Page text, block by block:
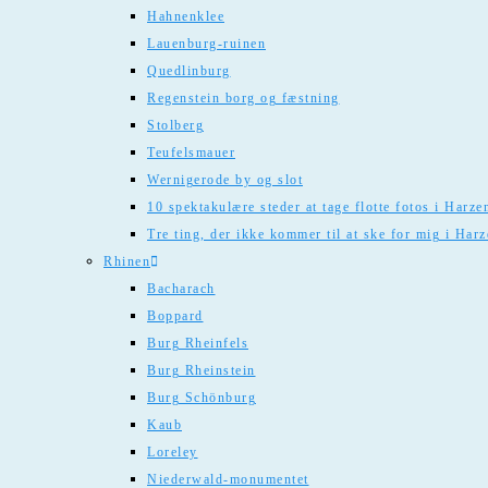
Hahnenklee
Lauenburg-ruinen
Quedlinburg
Regenstein borg og fæstning
Stolberg
Teufelsmauer
Wernigerode by og slot
10 spektakulære steder at tage flotte fotos i
Tre ting, der ikke kommer til at ske for mig i
Rhinen
Bacharach
Boppard
Burg Rheinfels
Burg Rheinstein
Burg Schönburg
Kaub
Loreley
Niederwald-monumentet